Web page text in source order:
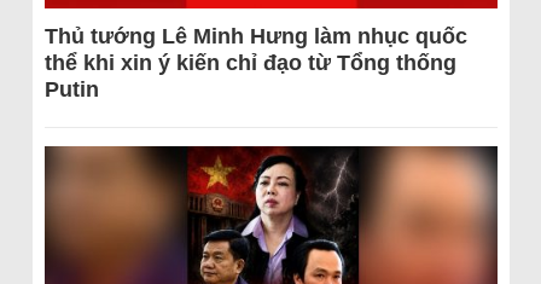
Thủ tướng Lê Minh Hưng làm nhục quốc
thể khi xin ý kiến chỉ đạo từ Tổng thống
Putin